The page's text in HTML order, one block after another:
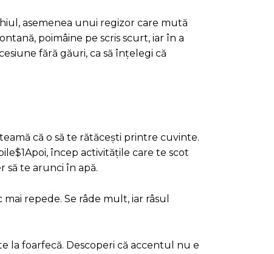
asemenea unui regizor care mută
poimâine pe scris scurt, iar în a
fără găuri, ca să înțelegi că
că o să te rătăcești printre cuvinte.
încep activitățile care te scot
să te arunci în apă.
repede. Se râde mult, iar râsul
la foarfecă. Descoperi că accentul nu e